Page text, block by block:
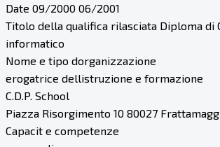
Date 09/2000 06/2001
Titolo della qualifica rilasciata Diploma di
informatico
Nome e tipo dorganizzazione
erogatrice dellistruzione e formazione
C.D.P. School
Piazza Risorgimento 10 80027
Capacit e competenze